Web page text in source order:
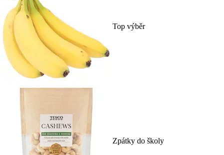
Top výběr
Zpátky do školy